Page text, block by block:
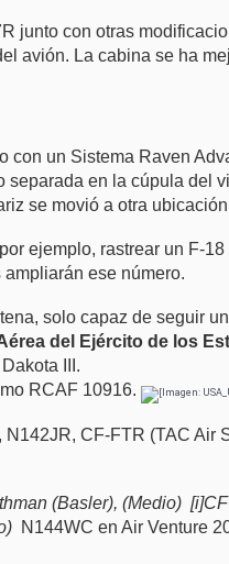
junto con otras
avión. La cabina se ha
con un Sistema Raven
separada en la cúpula del
se movió a otra
ejemplo, rastrear un F-
ese número.
solo capaz de seguir
del Ejército de los
III.
RCAF 10916.
N142JR, CF-FTR (TAC Air
(Basler), (Medio)
N144WC en Air Venture